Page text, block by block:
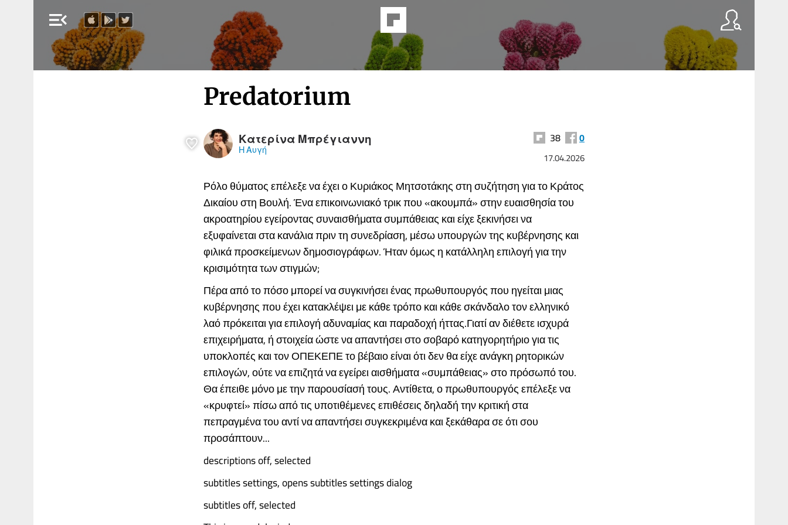
menu_open
Predatorium
Κατερίνα Μπρέγιαννη
Η Αυγή
38 0
17.04.2026
Ρόλο θύματος επέλεξε να έχει ο Κυριάκος Μητσοτάκης στη συζήτηση για το Κράτος
Δικαίου στη Βουλή. Ένα επικοινωνιακό τρικ που «ακουμπά» στην ευαισθησία του
ακροατηρίου εγείροντας συναισθήματα συμπάθειας και είχε ξεκινήσει να
εξυφαίνεται στα κανάλια πριν τη συνεδρίαση, μέσω υπουργών της κυβέρνησης και
φιλικά προσκείμενων δημοσιογράφων. Ήταν όμως η κατάλληλη επιλογή για την
κρισιμότητα των στιγμών;
Πέρα από το πόσο μπορεί να συγκινήσει ένας πρωθυπουργός που ηγείται μιας
κυβέρνησης που έχει κατακλέψει με κάθε τρόπο και κάθε σκάνδαλο τον ελληνικό
λαό πρόκειται για επιλογή αδυναμίας και παραδοχή ήττας.Γιατί αν διέθετε ισχυρά
επιχειρήματα, ή στοιχεία ώστε να απαντήσει στο σοβαρό κατηγορητήριο για τις
υποκλοπές και τον ΟΠΕΚΕΠΕ το βέβαιο είναι ότι δεν θα είχε ανάγκη ρητορικών
επιλογών, ούτε να επιζητά να εγείρει αισθήματα «συμπάθειας» στο πρόσωπό του.
Θα έπειθε μόνο με την παρουσίασή τους. Αντίθετα, ο πρωθυπουργός επέλεξε να
«κρυφτεί» πίσω από τις υποτιθέμενες επιθέσεις δηλαδή την κριτική στα
πεπραγμένα του αντί να απαντήσει συγκεκριμένα και ξεκάθαρα σε ότι σου
προσάπτουν...
descriptions off, selected
subtitles settings, opens subtitles settings dialog
subtitles off, selected